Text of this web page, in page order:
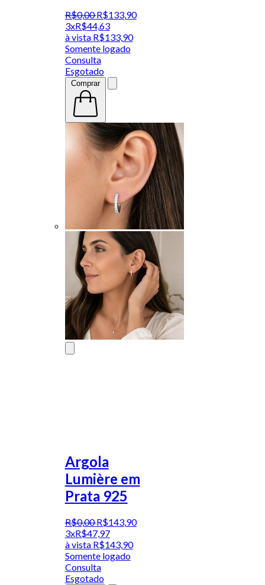
R$0,00R$133,90
3xR$44,63
à vista R$133,90
Somente logado
Consulta
Esgotado
Comprar
Argola
Lumière em
Prata 925
R$0,00R$143,90
3xR$47,97
à vista R$143,90
Somente logado
Consulta
Esgotado